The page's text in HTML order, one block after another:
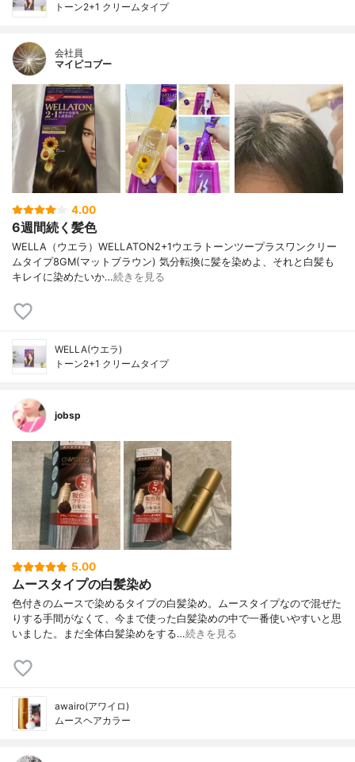
トーン2+1 クリームタイプ
会社員
マイピコブー
4.00
6週間続く髪色
WELLA（ウエラ）WELLATON2+1ウエラトーンツープラスワンクリー
ムタイプ8GM(マットブラウン) 気分転換に髪を染めよ、それと白髪も
キレイに染めたいか…続きを見る
WELLA(ウエラ)
トーン2+1 クリームタイプ
jobsp
5.00
ムースタイプの白髪染め
色付きのムースで染めるタイプの白髪染め。ムースタイプなので混ぜた
りする手間がなくて、今まで使った白髪染めの中で一番使いやすいと思
いました。まだ全体白髪染めをする…続きを見る
awairo(アワイロ)
ムースヘアカラー